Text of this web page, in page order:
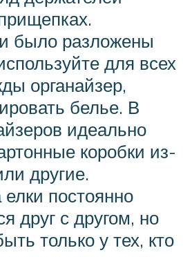
было разложены
для всех
органайзер,
белье. В
идеально
коробки из-
другие.
постоянно
друг с другом, но
только у тех, кто